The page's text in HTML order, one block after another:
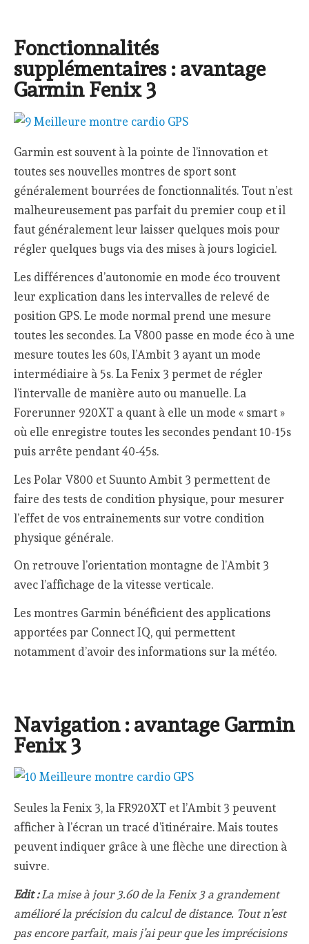
Fonctionnalités
supplémentaires : avantage
Garmin Fenix 3
Garmin est souvent à la pointe de l’innovation et
toutes ses nouvelles montres de sport sont
généralement bourrées de fonctionnalités. Tout n’est
malheureusement pas parfait du premier coup et il
faut généralement leur laisser quelques mois pour
régler quelques bugs via des mises à jours logiciel.
Les différences d’autonomie en mode éco trouvent
leur explication dans les intervalles de relevé de
position GPS. Le mode normal prend une mesure
toutes les secondes. La V800 passe en mode éco à une
mesure toutes les 60s, l’Ambit 3 ayant un mode
intermédiaire à 5s. La Fenix 3 permet de régler
l’intervalle de manière auto ou manuelle. La
Forerunner 920XT a quant à elle un mode « smart »
où elle enregistre toutes les secondes pendant 10-15s
puis arrête pendant 40-45s.
Les Polar V800 et Suunto Ambit 3 permettent de
faire des tests de condition physique, pour mesurer
l’effet de vos entrainements sur votre condition
physique générale.
On retrouve l’orientation montagne de l’Ambit 3
avec l’affichage de la vitesse verticale.
Les montres Garmin bénéficient des applications
apportées par Connect IQ, qui permettent
notamment d’avoir des informations sur la météo.
Navigation : avantage Garmin
Fenix 3
Seules la Fenix 3, la FR920XT et l’Ambit 3 peuvent
afficher à l’écran un tracé d’itinéraire. Mais toutes
peuvent indiquer grâce à une flèche une direction à
suivre.
Edit :La mise à jour 3.60 de la Fenix 3 a grandement
amélioré la précision du calcul de distance. Tout n’est
pas encore parfait, mais j’ai peur que les imprécisions